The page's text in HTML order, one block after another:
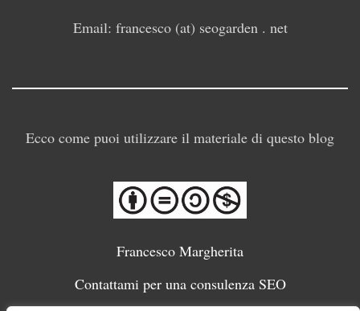
Email: francesco (at) seogarden . net
Ecco come puoi utilizzare il materiale di questo blog
Francesco Margherita
Contattami per una consulenza SEO